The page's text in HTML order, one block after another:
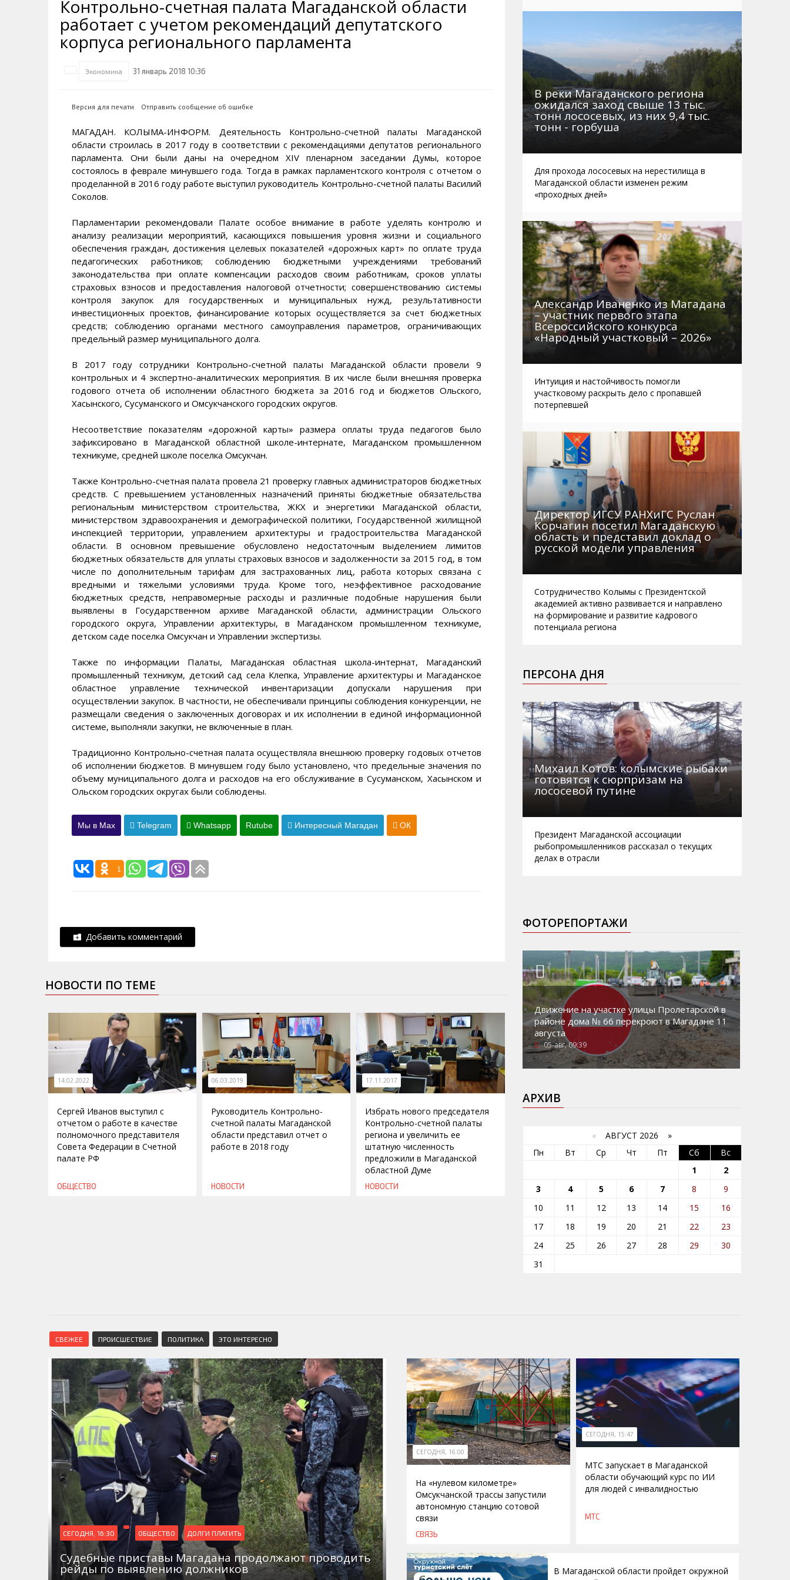
Транспортная инфраструктура
Их надо знать. Галерея славы
Магадана и области
Интерактивная карта
Песни о Колыме
Хранители экрана. Заставки
Кинохроника Магадана
3D районы города
Автобусы Магадан – Аэропорт
Таблица приливов отливов
Губернатор
Наркоте нет
Аэропорт Магадан
Полицейских не бить
Аварии ДТП
Кванториум
Визит
Благоустройство
Алименты
УМВД
Косторезы Магадана
Не мусорить
Браконьеры
Контрольно-счетная палата Магаданской области
работает с учетом рекомендаций депутатского
корпуса регионального парламента
Экономика 31 январь 2018 10:36
Версия для печати Отправить сообщение об ошибке
МАГАДАН. КОЛЫМА-ИНФОРМ. Деятельность Контрольно-счетной палаты Магаданской
области строилась в 2017 году в соответствии с рекомендациями депутатов регионального
парламента. Они были даны на очередном XIV пленарном заседании Думы, которое
состоялось в феврале минувшего года. Тогда в рамках парламентского контроля с отчетом о
проделанной в 2016 году работе выступил руководитель Контрольно-счетной палаты Василий
Соколов.
Парламентарии рекомендовали Палате особое внимание в работе уделять контролю и
анализу реализации мероприятий, касающихся повышения уровня жизни и социального
обеспечения граждан, достижения целевых показателей «дорожных карт» по оплате труда
педагогических работников; соблюдению бюджетными учреждениями требований
законодательства при оплате компенсации расходов своим работникам, сроков уплаты
страховых взносов и предоставления налоговой отчетности; совершенствованию системы
контроля закупок для государственных и муниципальных нужд, результативности
инвестиционных проектов, финансирование которых осуществляется за счет бюджетных
средств; соблюдению органами местного самоуправления параметров, ограничивающих
предельный размер муниципального долга.
В 2017 году сотрудники Контрольно-счетной палаты Магаданской области провели 9
контрольных и 4 экспертно-аналитических мероприятия. В их числе были внешняя проверка
годового отчета об исполнении областного бюджета за 2016 год и бюджетов Ольского,
Хасынского, Сусуманского и Омсукчанского городских округов.
Несоответствие показателям «дорожной карты» размера оплаты труда педагогов было
зафиксировано в Магаданской областной школе-интернате, Магаданском промышленном
техникуме, средней школе поселка Омсукчан.
Также Контрольно-счетная палата провела 21 проверку главных администраторов бюджетных
средств. С превышением установленных назначений приняты бюджетные обязательства
региональным министерством строительства, ЖКХ и энергетики Магаданской области,
министерством здравоохранения и демографической политики, Государственной жилищной
инспекцией территории, управлением архитектуры и градостроительства Магаданской
области. В основном превышение обусловлено недостаточным выделением лимитов
бюджетных обязательств для уплаты страховых взносов и задолженности за 2015 год, в том
числе по дополнительным тарифам для застрахованных лиц, работа которых связана с
вредными и тяжелыми условиями труда. Кроме того, неэффективное расходование
бюджетных средств, неправомерные расходы и различные подобные нарушения были
выявлены в Государственном архиве Магаданской области, администрации Ольского
городского округа, Управлении архитектуры, в Магаданском промышленном техникуме,
детском саде поселка Омсукчан и Управлении экспертизы.
Также по информации Палаты, Магаданская областная школа-интернат, Магаданский
промышленный техникум, детский сад села Клепка, Управление архитектуры и Магаданское
областное управление технической инвентаризации допускали нарушения при
осуществлении закупок. В частности, не обеспечивали принципы соблюдения конкуренции, не
размещали сведения о заключенных договорах и их исполнении в единой информационной
системе, выполняли закупки, не включенные в план.
Традиционно Контрольно-счетная палата осуществляла внешнюю проверку годовых отчетов
об исполнении бюджетов. В минувшем году было установлено, что предельные значения по
объему муниципального долга и расходов на его обслуживание в Сусуманском, Хасынском и
Ольском городских округах были соблюдены.
Мы в Max Telegram Whatsapp Rutube Интересный Магадан ОК
1
Добавить комментарий
НОВОСТИ ПО ТЕМЕ
14.02.2022
Сергей Иванов выступил с
отчетом о работе в качестве
полномочного представителя
Совета Федерации в Счетной
палате РФ
ОБЩЕСТВО
06.03.2019
Руководитель Контрольно-
счетной палаты Магаданской
области представил отчет о
работе в 2018 году
НОВОСТИ
17.11.2017
Избрать нового председателя
Контрольно-счетной палаты
региона и увеличить ее
штатную численность
предложили в Магаданской
областной Думе
НОВОСТИ
В реки Магаданского региона
ожидался заход свыше 13 тыс.
тонн лососевых, из них 9,4 тыс.
тонн - горбуша
Для прохода лососевых на нерестилища в
Магаданской области изменен режим
«проходных дней»
Александр Иваненко из Магадана
– участник первого этапа
Всероссийского конкурса
«Народный участковый – 2026»
Интуиция и настойчивость помогли
участковому раскрыть дело с пропавшей
потерпевшей
Директор ИГСУ РАНХиГС Руслан
Корчагин посетил Магаданскую
область и представил доклад о
русской модели управления
Сотрудничество Колымы с Президентской
академией активно развивается и направлено
на формирование и развитие кадрового
потенциала региона
ПЕРСОНА ДНЯ
Михаил Котов: колымские рыбаки
готовятся к сюрпризам на
лососевой путине
Президент Магаданской ассоциации
рыбопромышленников рассказал о текущих
делах в отрасли
ФОТОРЕПОРТАЖИ
Движение на участке улицы Пролетарской в
районе дома № 66 перекроют в Магадане 11
августа
05-авг, 09:39
АРХИВ
« АВГУСТ 2026 »
Пн
Вт Ср Чт Пт Сб
Вс
1
2
3
4 5 6 7 8
9
10
11 12 13 14 15
16
17
18 19 20 21 22
23
24
25 26 27 28 29
30
31
СВЕЖЕЕ ПРОИСШЕСТВИЕ ПОЛИТИКА ЭТО ИНТЕРЕСНО
СЕГОДНЯ, 16:30 ОБЩЕСТВО ДОЛГИ ПЛАТИТЬ
Судебные приставы Магадана продолжают проводить
рейды по выявлению должников
СЕГОДНЯ, 16:00
На «нулевом километре»
Омсукчанской трассы запустили
автономную станцию сотовой
связи
СВЯЗЬ
СЕГОДНЯ, 15:47
МТС запускает в Магаданской
области обучающий курс по ИИ
для людей с инвалидностью
МТС
В Магаданской области пройдет окружной